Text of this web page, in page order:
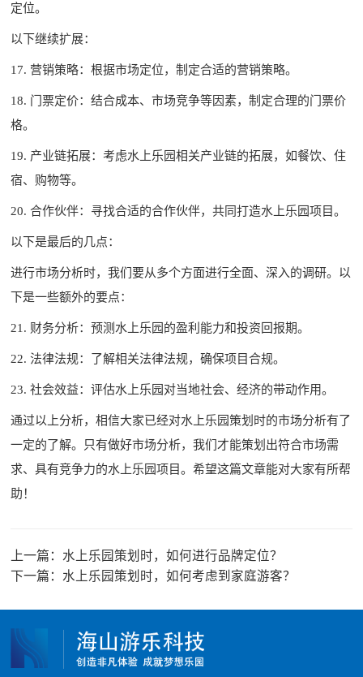
定位。
以下继续扩展：
17. 营销策略：根据市场定位，制定合适的营销策略。
18. 门票定价：结合成本、市场竞争等因素，制定合理的门票价
格。
19. 产业链拓展：考虑水上乐园相关产业链的拓展，如餐饮、住
宿、购物等。
20. 合作伙伴：寻找合适的合作伙伴，共同打造水上乐园项目。
以下是最后的几点：
进行市场分析时，我们要从多个方面进行全面、深入的调研。以
下是一些额外的要点：
21. 财务分析：预测水上乐园的盈利能力和投资回报期。
22. 法律法规：了解相关法律法规，确保项目合规。
23. 社会效益：评估水上乐园对当地社会、经济的带动作用。
通过以上分析，相信大家已经对水上乐园策划时的市场分析有了
一定的了解。只有做好市场分析，我们才能策划出符合市场需
求、具有竞争力的水上乐园项目。希望这篇文章能对大家有所帮
助！
上一篇： 水上乐园策划时，如何进行品牌定位？
下一篇： 水上乐园策划时，如何考虑到家庭游客？